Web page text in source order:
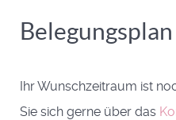
Belegungsplan
Ihr Wunschzeitraum ist
Sie sich gerne über das